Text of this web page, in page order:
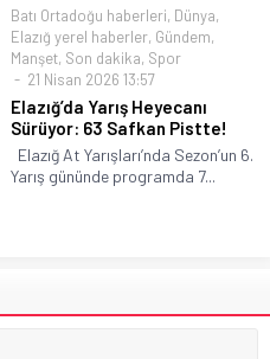
Batı Ortadoğu haberleri, Dünya,
Elazığ yerel haberler, Gündem,
Manşet, Son dakika, Spor
21 Nisan 2026 13:57
Elazığ’da Yarış Heyecanı
Sürüyor: 63 Safkan Pistte!
Elazığ At Yarışları’nda Sezon’un 6.
Yarış gününde programda 7...